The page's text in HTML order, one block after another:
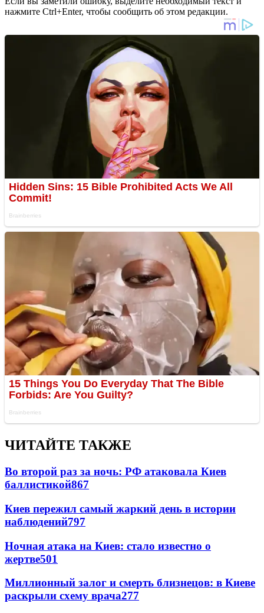
нажмите Ctrl+Enter, чтобы сообщить об этом редакции.
ЧИТАЙТЕ ТАКЖЕ
Во второй раз за ночь: РФ атаковала Киев
баллистикой867
Киев пережил самый жаркий день в истории
наблюдений797
Ночная атака на Киев: стало известно о
жертве501
Миллионный залог и смерть близнецов: в Киеве
раскрыли схему врача277